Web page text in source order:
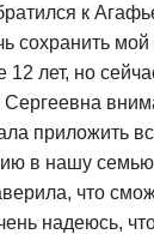
к
сохранить
12 лет, но
Сергеевна
приложить
в нашу
что
надеюсь,